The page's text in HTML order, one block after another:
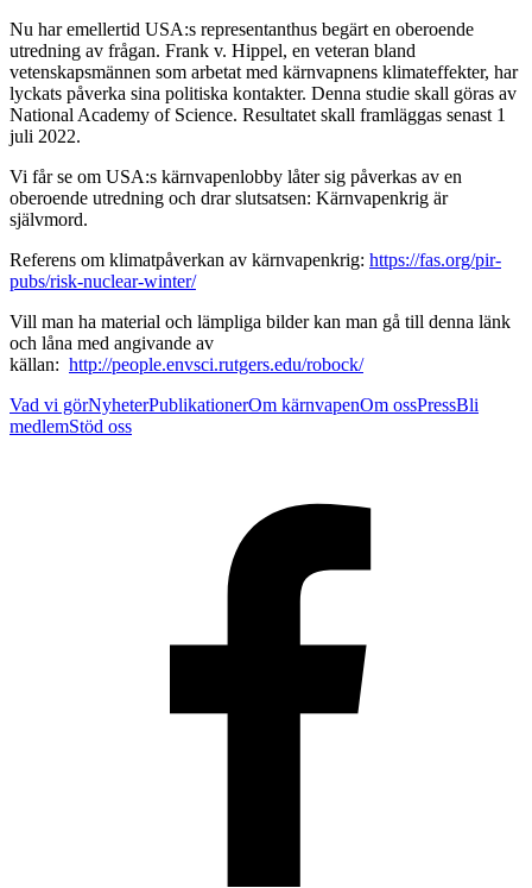
Nu har emellertid USA:s representanthus begärt en oberoende
utredning av frågan. Frank v. Hippel, en veteran bland
vetenskapsmännen som arbetat med kärnvapnens klimateffekter, har
lyckats påverka sina politiska kontakter. Denna studie skall göras av
National Academy of Science. Resultatet skall framläggas senast 1
juli 2022.
Vi får se om USA:s kärnvapenlobby låter sig påverkas av en
oberoende utredning och drar slutsatsen: Kärnvapenkrig är
självmord.
Referens om klimatpåverkan av kärnvapenkrig: https://fas.org/pir-
pubs/risk-nuclear-winter/
Vill man ha material och lämpliga bilder kan man gå till denna länk
och låna med angivande av
källan: http://people.envsci.rutgers.edu/robock/
Vad vi görNyheterPublikationerOm kärnvapenOm ossPressBli
medlemStöd oss